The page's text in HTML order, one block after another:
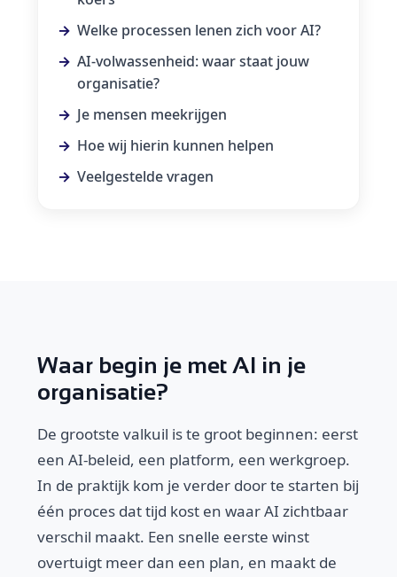
Welke processen lenen zich voor AI?
AI-volwassenheid: waar staat jouw
organisatie?
Je mensen meekrijgen
Hoe wij hierin kunnen helpen
Veelgestelde vragen
Waar begin je met AI in je
organisatie?
De grootste valkuil is te groot beginnen: eerst
een AI-beleid, een platform, een werkgroep.
In de praktijk kom je verder door te starten bij
één proces dat tijd kost en waar AI zichtbaar
verschil maakt. Een snelle eerste winst
overtuigt meer dan een plan, en maakt de